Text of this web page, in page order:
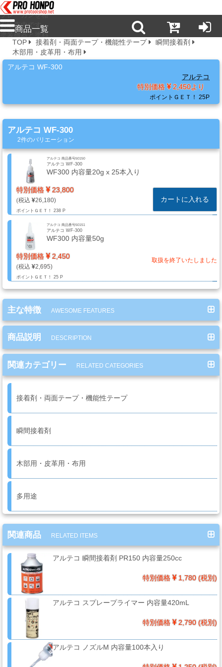
新
商
目
商
品
溶
剤・
ケ
ル
用
品
ル
ド
リ
ー
カ
ス
ム
系
材
マ
ッ
ク
ブ
Mack
Brush
プロ本舗ではス
プレーガンを格
安販売中です。
塗装機器と塗料
の販売は京都の
プロホンポで！
商品一覧
TOP 接着剤・両面テープ・機能性テープ
瞬間接着剤
木部用・皮革用・布用
アルテコ WF-300
アルテコ
特別価格
2,450より
ポイントＧＥＴ！ 25P
アルテコ WF-300
2件のバリエーション
アルテコ 商品番号50150
アルテコ WF-300
WF300 内容量20g x 25本入り
特別価格 23,800
26,180
ポイントＧＥＴ！ 238 P
カートに入れる
アルテコ 商品番号50151
アルテコ WF-300
WF300 内容量50g
特別価格 2,450
2,695
ポイントＧＥＴ！ 25 P
取扱を終了いたしました
主な特徴 AWESOME FEATURES
商品説明 DESCRIPTION
関連カテゴリー RELATED CATEGORIES
接着剤・両面テープ・機能性テープ
瞬間接着剤
木部用・皮革用・布用
多用途
関連商品 RELATED ITEMS
アルテコ 瞬間接着剤 PR150 内容量250cc
特別価格 1,780 (税別)
アルテコ スプレープライマー 内容量420mL
特別価格 2,790 (税別)
アルテコ ノズルM 内容量100本入り